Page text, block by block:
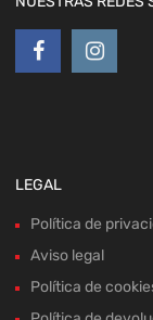
LEGAL
Política de
Aviso legal
Política de